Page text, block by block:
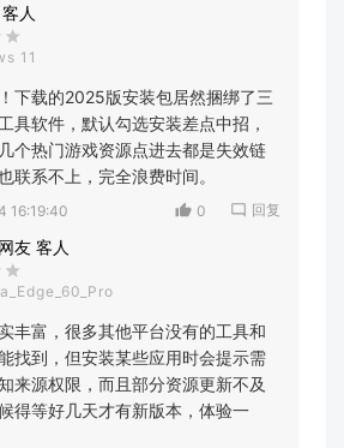
人
11
下载的2025版安装包居然捆绑了三
具软件，默认勾选安装差点中招，
个热门游戏资源点进去都是失效链
联系不上，完全浪费时间。
16:19:40 0 回复
友 客人
丰富，很多其他平台没有的工具和
找到，但安装某些应用时会提示需
来源权限，而且部分资源更新不及
得等好几天才有新版本，体验一